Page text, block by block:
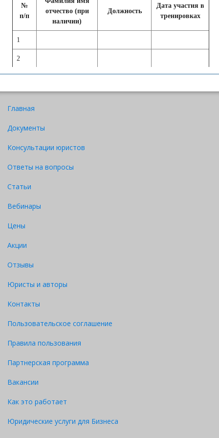
№
п/п
отчество (при
наличии)
Должность
Дата участия в
тренировках
1
2
3
4
«Исп.», фамилия, инициалы имени и
Скачать
Главная
Документы
Консультации юристов
Ответы на вопросы
Статьи
Вебинары
Цены
Акции
Отзывы
Юристы и авторы
Контакты
Пользовательское соглашение
Правила пользования
Партнерская программа
Вакансии
Как это работает
Юридические услуги для Бизнеса